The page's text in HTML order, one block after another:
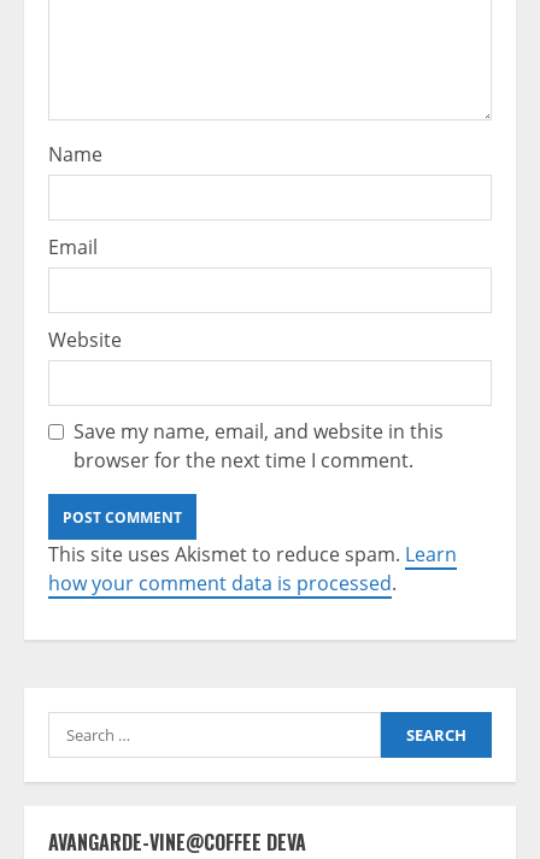
Name
Email
Website
Save my name, email, and website in this
browser for the next time I comment.
This site uses Akismet to reduce spam. Learn
how your comment data is processed.
Search
for:
AVANGARDE-VINE@COFFEE DEVA